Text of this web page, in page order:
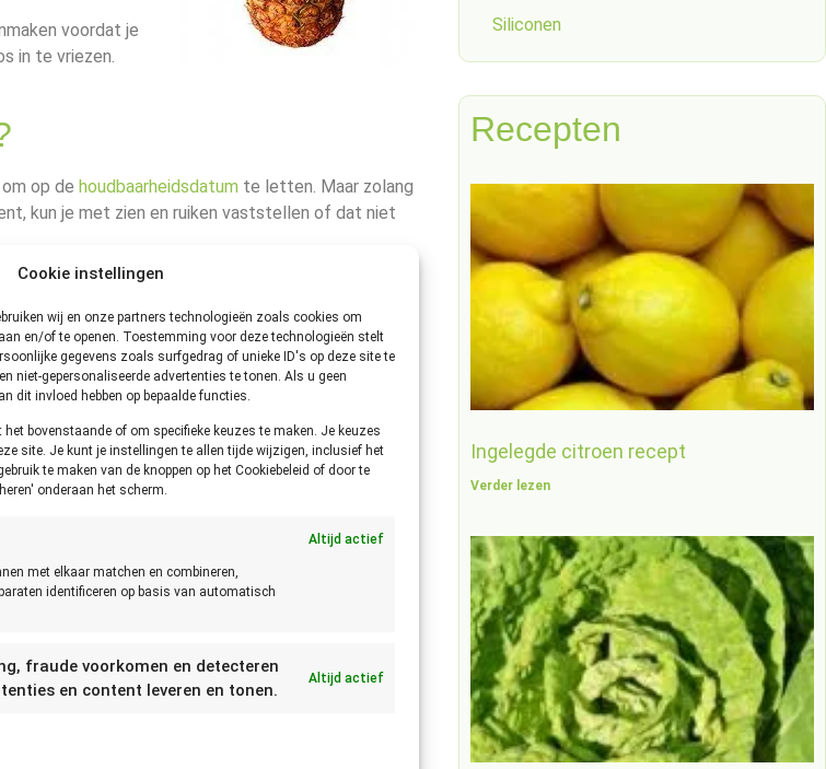
Cookie instellingen
wij en onze partners technologieën zoals cookies om
en/of te openen. Toestemming voor deze technologieën stelt
gegevens zoals surfgedrag of unieke ID's op deze site te
niet-gepersonaliseerde advertenties te tonen. Als u geen
dit invloed hebben op bepaalde functies.
bovenstaande of om specifieke keuzes te maken. Je keuzes
site. Je kunt je instellingen te allen tijde wijzigen, inclusief het
te maken van de knoppen op het Cookiebeleid of door te
onderaan het scherm.
Altijd actief
met elkaar matchen en combineren,
identificeren op basis van automatisch
fraude voorkomen en detecteren
en content leveren en tonen.
Altijd actief
voordat je
in te vriezen.
op de houdbaarheidsdatum te letten. Maar zolang
kun je met zien en ruiken vaststellen of dat niet
koelkast blijft deze ananas een week goed. Het is
ananas in een ander bakje of zakje moet doen.
in de koelkast wilt bewaren, moet je die
je de verse ananas in een hersluitbaar bakje
voordat je die kunt invriezen. Leg de
je ze in een bakje of zakje doen.
Siliconen
Recepten
Ingelegde citroen recept
Verder lezen